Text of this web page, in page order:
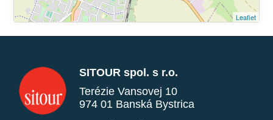
Leaflet
SITOUR spol. s r.o.
Terézie Vansovej 10
974 01 Banská Bystrica